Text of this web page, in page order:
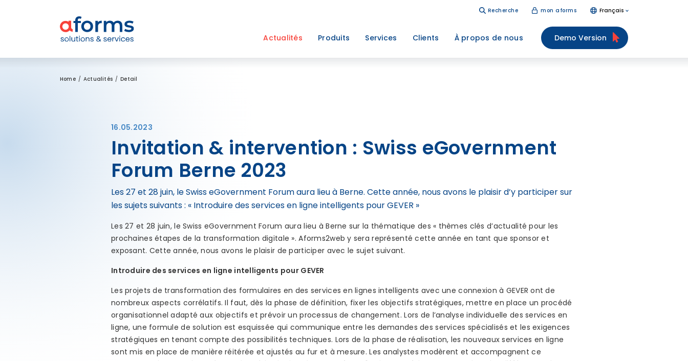
Recherche mon aforms Français
Actualités Produits Services Clients À propos de nous Demo Version
Home Actualités Detail
16.05.2023
Invitation & intervention : Swiss eGovernment
Forum Berne 2023
Les 27 et 28 juin, le Swiss eGovernment Forum aura lieu à Berne. Cette année, nous avons le plaisir d’y participer sur
les sujets suivants : « Introduire des services en ligne intelligents pour GEVER »
Les 27 et 28 juin, le Swiss eGovernment Forum aura lieu à Berne sur la thématique des « thèmes clés d’actualité pour les
prochaines étapes de la transformation digitale ». Aforms2web y sera représenté cette année en tant que sponsor et
exposant. Cette année, nous avons le plaisir de participer avec le sujet suivant.
Introduire des services en ligne intelligents pour GEVER
Les projets de transformation des formulaires en des services en lignes intelligents avec une connexion à GEVER ont de
nombreux aspects corrélatifs. Il faut, dès la phase de définition, fixer les objectifs stratégiques, mettre en place un procédé
organisationnel adapté aux objectifs et prévoir un processus de changement. Lors de l’analyse individuelle des services en
ligne, une formule de solution est esquissée qui communique entre les demandes des services spécialisés et les exigences
stratégiques en tenant compte des possibilités techniques. Lors de la phase de réalisation, les nouveaux services en ligne
sont mis en place de manière réitérée et ajustés au fur et à mesure. Les analystes modèrent et accompagnent ce